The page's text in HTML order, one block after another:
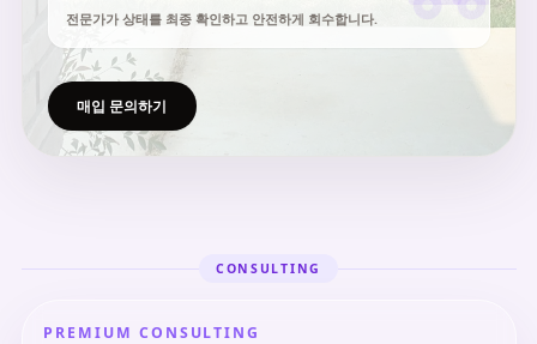
전문가가 상태를 최종 확인하고 안전하게 회수합니다.
매입 문의하기
CONSULTING
PREMIUM CONSULTING